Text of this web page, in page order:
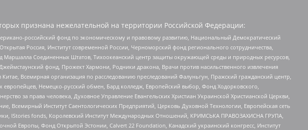
признана нежелательной на территории Российской Федерации:
российский фонд по экономическому и правовому развитию, Национальный Демократический
Россия, Институт современной России, Черноморский фонд регионального сотрудничества,
Соединенных Штатов, Тихоокеанский центр защиты окружающей среды и природных ресурсов,
фонд, Прожект Хармони, Родники дракона, Врачи против насильственного извлечения
Всемирная организация по расследованию преследований Фалуньгун, Пражский гражданский центр,
Немецко-русский обмен, Бард колледж, Европейский выбор, Фонд Ходорковского,
за права человека, Духовное Управление Евангельских Христиан Украинской Христианской Церкви,
Институт Саентологических Предприятий, Церковь Духовной Технологии, Европейская сеть
IStories fonds, Королевский Институт Международных Отношений, КРИМСЬКА ПРАВОЗАХИСНА ГРУПА,
Европы, Фонд Открытой Эстонии, Calvert 22 Foundation, Канадский украинский конгресс, Институт